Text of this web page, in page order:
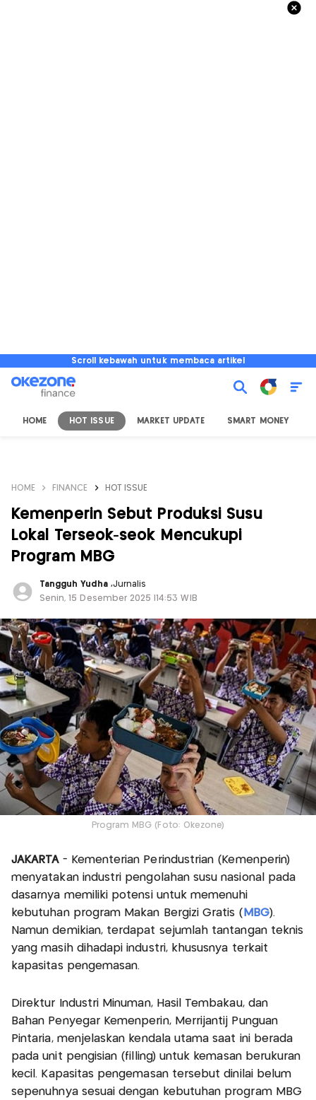
Scroll kebawah untuk membaca artikel
HOME HOT ISSUE MARKET UPDATE SMART MONEY
HOME FINANCE HOT ISSUE
Kemenperin Sebut Produksi Susu
Lokal Terseok-seok Mencukupi
Program MBG
Tangguh Yudha ,Jurnalis
Senin, 15 Desember 2025 |14:53 WIB
Program MBG (Foto: Okezone)
JAKARTA- Kementerian Perindustrian (Kemenperin)
menyatakan industri pengolahan susu nasional pada
dasarnya memiliki potensi untuk memenuhi
kebutuhan program Makan Bergizi Gratis ( MBG).
Namun demikian, terdapat sejumlah tantangan teknis
yang masih dihadapi industri, khususnya terkait
kapasitas pengemasan.
Direktur Industri Minuman, Hasil Tembakau, dan
Bahan Penyegar Kemenperin, Merrijantij Punguan
Pintaria, menjelaskan kendala utama saat ini berada
pada unit pengisian (filling) untuk kemasan berukuran
kecil. Kapasitas pengemasan tersebut dinilai belum
sepenuhnya sesuai dengan kebutuhan program MBG